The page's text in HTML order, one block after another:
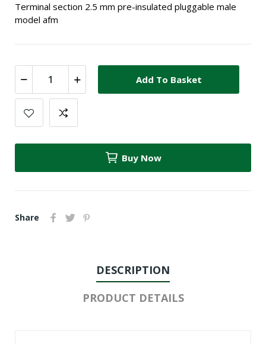
Terminal section 2.5 mm pre-insulated pluggable male
model afm
Add To Basket
Buy Now
Share
DESCRIPTION
PRODUCT DETAILS